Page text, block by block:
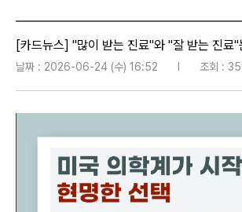
[카드뉴스] "많이 받는 진료"와 "잘 받는 진료"
날짜 : 2026-06-24 (수) 16:52 조회 :